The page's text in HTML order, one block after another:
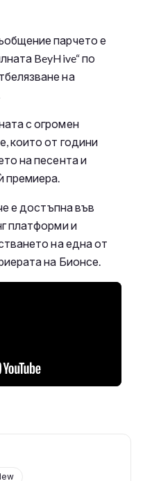
парчето е
BeyHive“ по
на
с огромен
които от години
на песента и
премиера.
е достъпна във
платформи и
на една от
на Бионсе.